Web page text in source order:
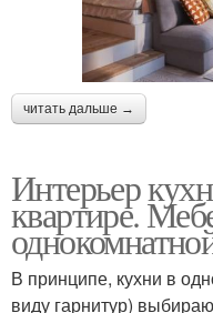
читать дальше →
Интерьер
квартире.
В принципе, кухни в
виду гарнитур)